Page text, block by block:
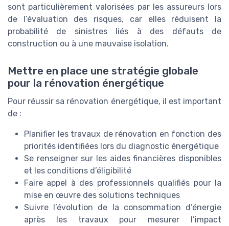
sont particulièrement valorisées par les assureurs lors
de l’évaluation des risques, car elles réduisent la
probabilité de sinistres liés à des défauts de
construction ou à une mauvaise isolation.
Mettre en place une stratégie globale
pour la rénovation énergétique
Pour réussir sa rénovation énergétique, il est important
de :
Planifier les travaux de rénovation en fonction des
priorités identifiées lors du diagnostic énergétique
Se renseigner sur les aides financières disponibles
et les conditions d’éligibilité
Faire appel à des professionnels qualifiés pour la
mise en œuvre des solutions techniques
Suivre l’évolution de la consommation d’énergie
après les travaux pour mesurer l’impact